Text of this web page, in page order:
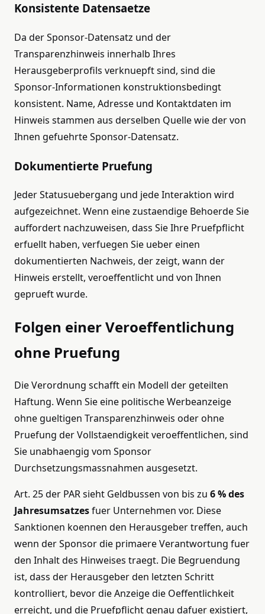
Konsistente Datensaetze
Da der Sponsor-Datensatz und der
Transparenzhinweis innerhalb Ihres
Herausgeberprofils verknuepft sind, sind die
Sponsor-Informationen konstruktionsbedingt
konsistent. Name, Adresse und Kontaktdaten im
Hinweis stammen aus derselben Quelle wie der von
Ihnen gefuehrte Sponsor-Datensatz.
Dokumentierte Pruefung
Jeder Statusuebergang und jede Interaktion wird
aufgezeichnet. Wenn eine zustaendige Behoerde Sie
auffordert nachzuweisen, dass Sie Ihre Pruefpflicht
erfuellt haben, verfuegen Sie ueber einen
dokumentierten Nachweis, der zeigt, wann der
Hinweis erstellt, veroeffentlicht und von Ihnen
geprueft wurde.
Folgen einer Veroeffentlichung
ohne Pruefung
Die Verordnung schafft ein Modell der geteilten
Haftung. Wenn Sie eine politische Werbeanzeige
ohne gueltigen Transparenzhinweis oder ohne
Pruefung der Vollstaendigkeit veroeffentlichen, sind
Sie unabhaengig vom Sponsor
Durchsetzungsmassnahmen ausgesetzt.
Art. 25 der PAR sieht Geldbussen von bis zu 6 % des
Jahresumsatzesfuer Unternehmen vor. Diese
Sanktionen koennen den Herausgeber treffen, auch
wenn der Sponsor die primaere Verantwortung fuer
den Inhalt des Hinweises traegt. Die Begruendung
ist, dass der Herausgeber den letzten Schritt
kontrolliert, bevor die Anzeige die Oeffentlichkeit
erreicht, und die Pruefpflicht genau dafuer existiert,